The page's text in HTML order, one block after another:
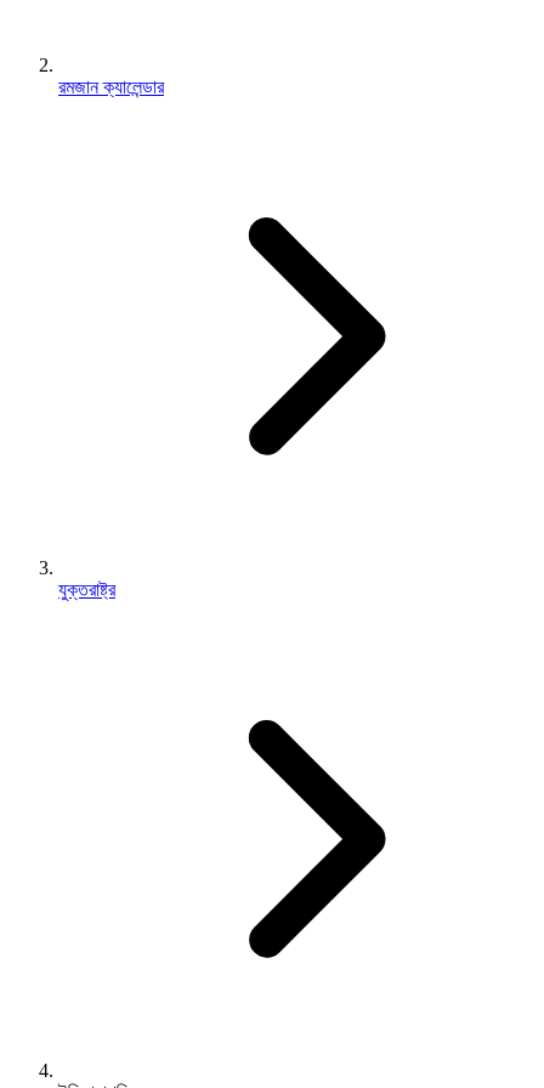
রমজান ক্যালেন্ডার
যুক্তরাষ্ট্র